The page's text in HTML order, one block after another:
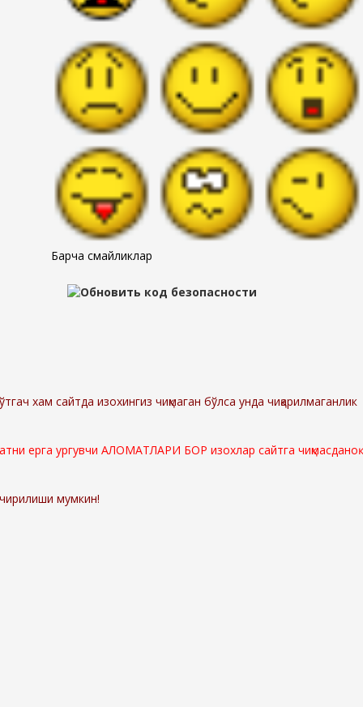
Барча смайликлар
хам сайтда изохингиз чиқмаган бўлса унда чиқарилмаганлик
ерга ургувчи АЛОМАТЛАРИ БОР изохлар сайтга чиқмасданоқ
мумкин!